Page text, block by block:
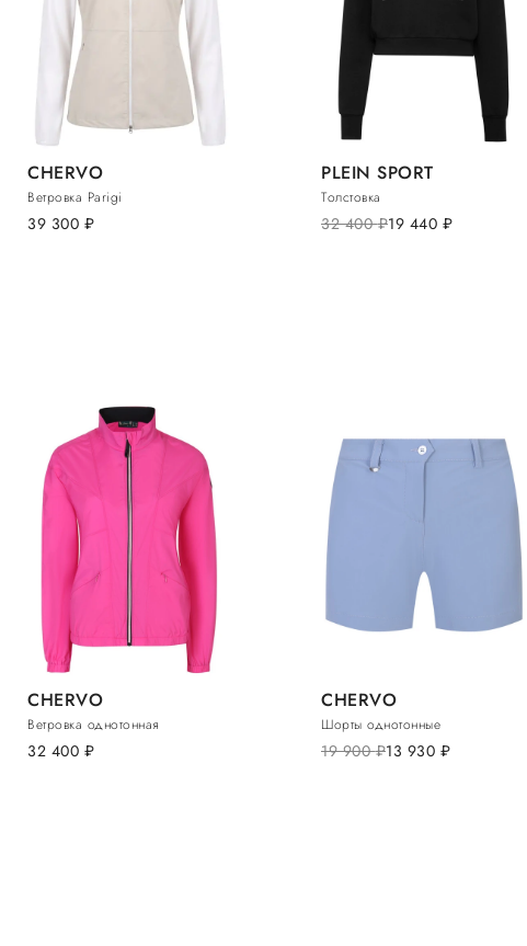
CHERVO
Ветровка Parigi
39 300 руб.
PLEIN SPORT
Толстовка
32 400руб.19 440 руб.
CHERVO
Ветровка однотонная
32 400 руб.
CHERVO
Шорты однотонные
19 900руб.13 930 руб.